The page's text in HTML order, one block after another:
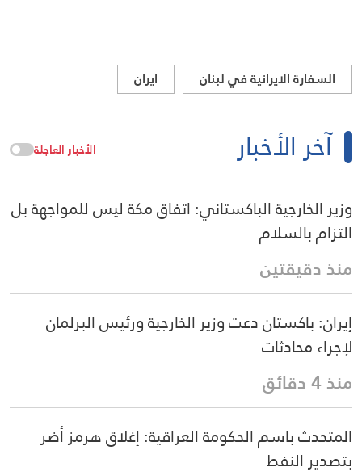
السفارة الايرانية في لبنان ايران
آخر الأخبار الأخبار العاجلة
وزير الخارجية الباكستاني: اتفاق مكة ليس للمواجهة بل
التزام بالسلام
منذ دقيقتين
إيران: باكستان دعت وزير الخارجية ورئيس البرلمان
لإجراء محادثات
منذ 4 دقائق
المتحدث باسم الحكومة العراقية: إغلاق هرمز أضر
بتصدير النفط